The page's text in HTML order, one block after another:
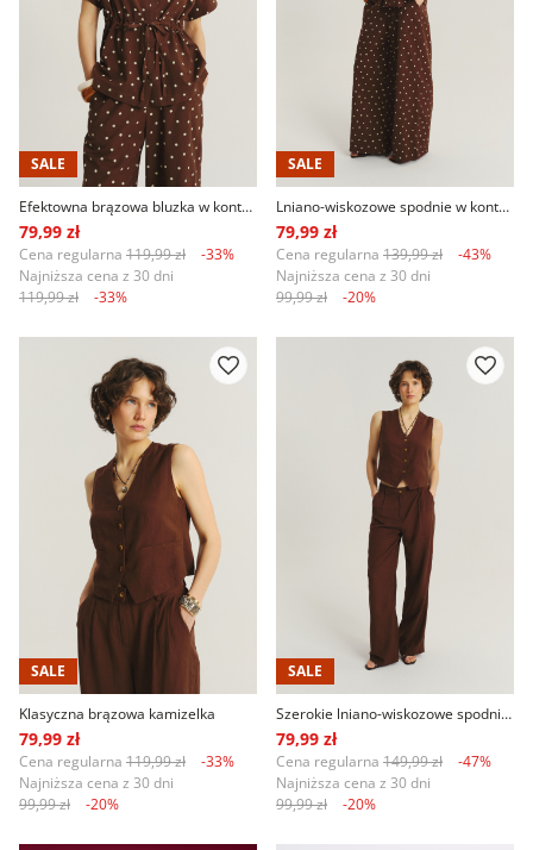
SALE
Efektowna brązowa bluzka w kontrastowe groszki
79,99 zł
Cena regularna 119,99 zł
-33%
Najniższa cena z 30 dni
119,99 zł
-33%
SALE
Lniano-wiskozowe spodnie w kontrastowe groszki
79,99 zł
Cena regularna 139,99 zł
-43%
Najniższa cena z 30 dni
99,99 zł
-20%
SALE
Klasyczna brązowa kamizelka
79,99 zł
Cena regularna 119,99 zł
-33%
Najniższa cena z 30 dni
99,99 zł
-20%
SALE
Szerokie lniano-wiskozowe spodnie w brązowym kolorze
79,99 zł
Cena regularna 149,99 zł
-47%
Najniższa cena z 30 dni
99,99 zł
-20%